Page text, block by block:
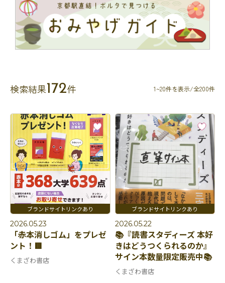
検索結果172件 1~20件を表示/全200件
2026.05.23
「赤本消しゴム」をプレゼ
ント！🟥
くまざわ書店
2026.05.22
📚『読書スタディーズ 本好
きはどうつくられるのか』
サイン本数量限定販売中📚
くまざわ書店